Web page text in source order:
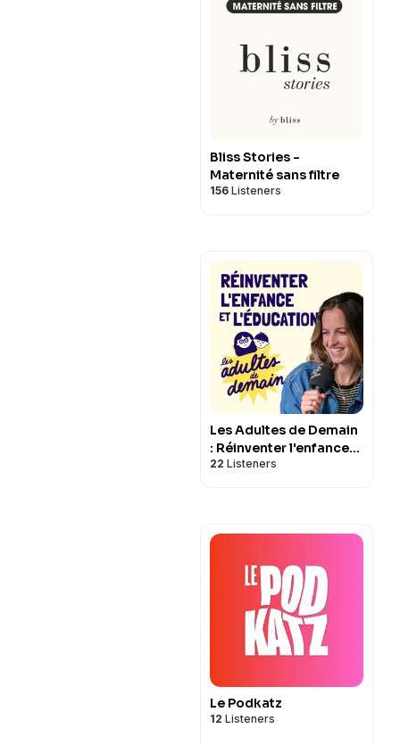
Bliss Stories -
Maternité sans filtre
156 Listeners
Les Adultes de Demain
: Réinventer l'enfance
et l'éducation
22 Listeners
Le Podkatz
12 Listeners